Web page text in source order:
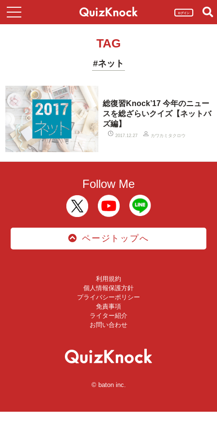
ログイン
TAG
#ネット
総復習Knock’17 今年のニュー
スを総ざらいクイズ【ネットバ
ズ編】
2017.12.27 カワカミタクロウ
Follow Me
ページトップへ
利用規約
個人情報保護方針
プライバシーポリシー
免責事項
ライター紹介
お問い合わせ
© baton inc.